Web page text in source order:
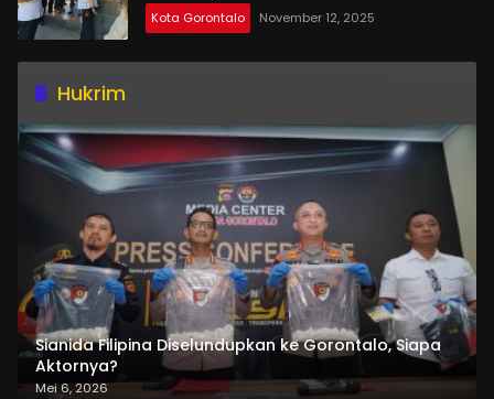
Kota Gorontalo November 12, 2025
Hukrim
Sianida Filipina Diselundupkan ke Gorontalo, Siapa
Aktornya?
Mei 6, 2026